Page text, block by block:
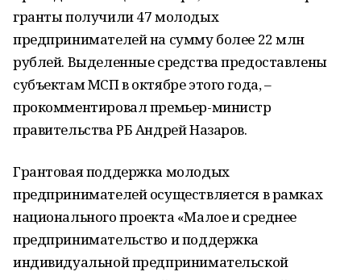
гранты получили 47 молодых
предпринимателей на сумму более 22 млн
рублей. Выделенные средства предоставлены
субъектам МСП в октябре этого года, –
прокомментировал премьер-министр
правительства РБ Андрей Назаров.
Грантовая поддержка молодых
предпринимателей осуществляется в рамках
национального проекта «Малое и среднее
предпринимательство и поддержка
индивидуальной предпринимательской